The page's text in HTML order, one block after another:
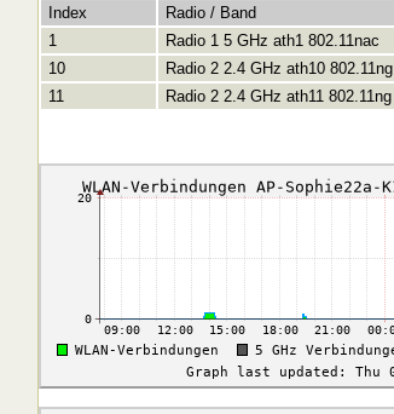
Index
Radio / Band
1
Radio 1 5 GHz ath1 802.11nac
10
Radio 2 2.4 GHz ath10 802.11ng
11
Radio 2 2.4 GHz ath11 802.11ng